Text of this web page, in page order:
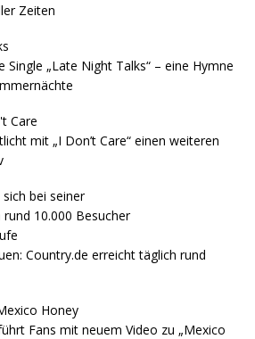
Zeiten
„Late Night Talks“ – eine Hymne
mit „I Don’t Care“ einen weiteren
Country.de erreicht täglich rund
Fans mit neuem Video zu „Mexico